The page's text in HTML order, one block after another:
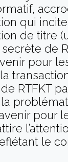
qui
de titre
de
pour
RTFKT
pour
le